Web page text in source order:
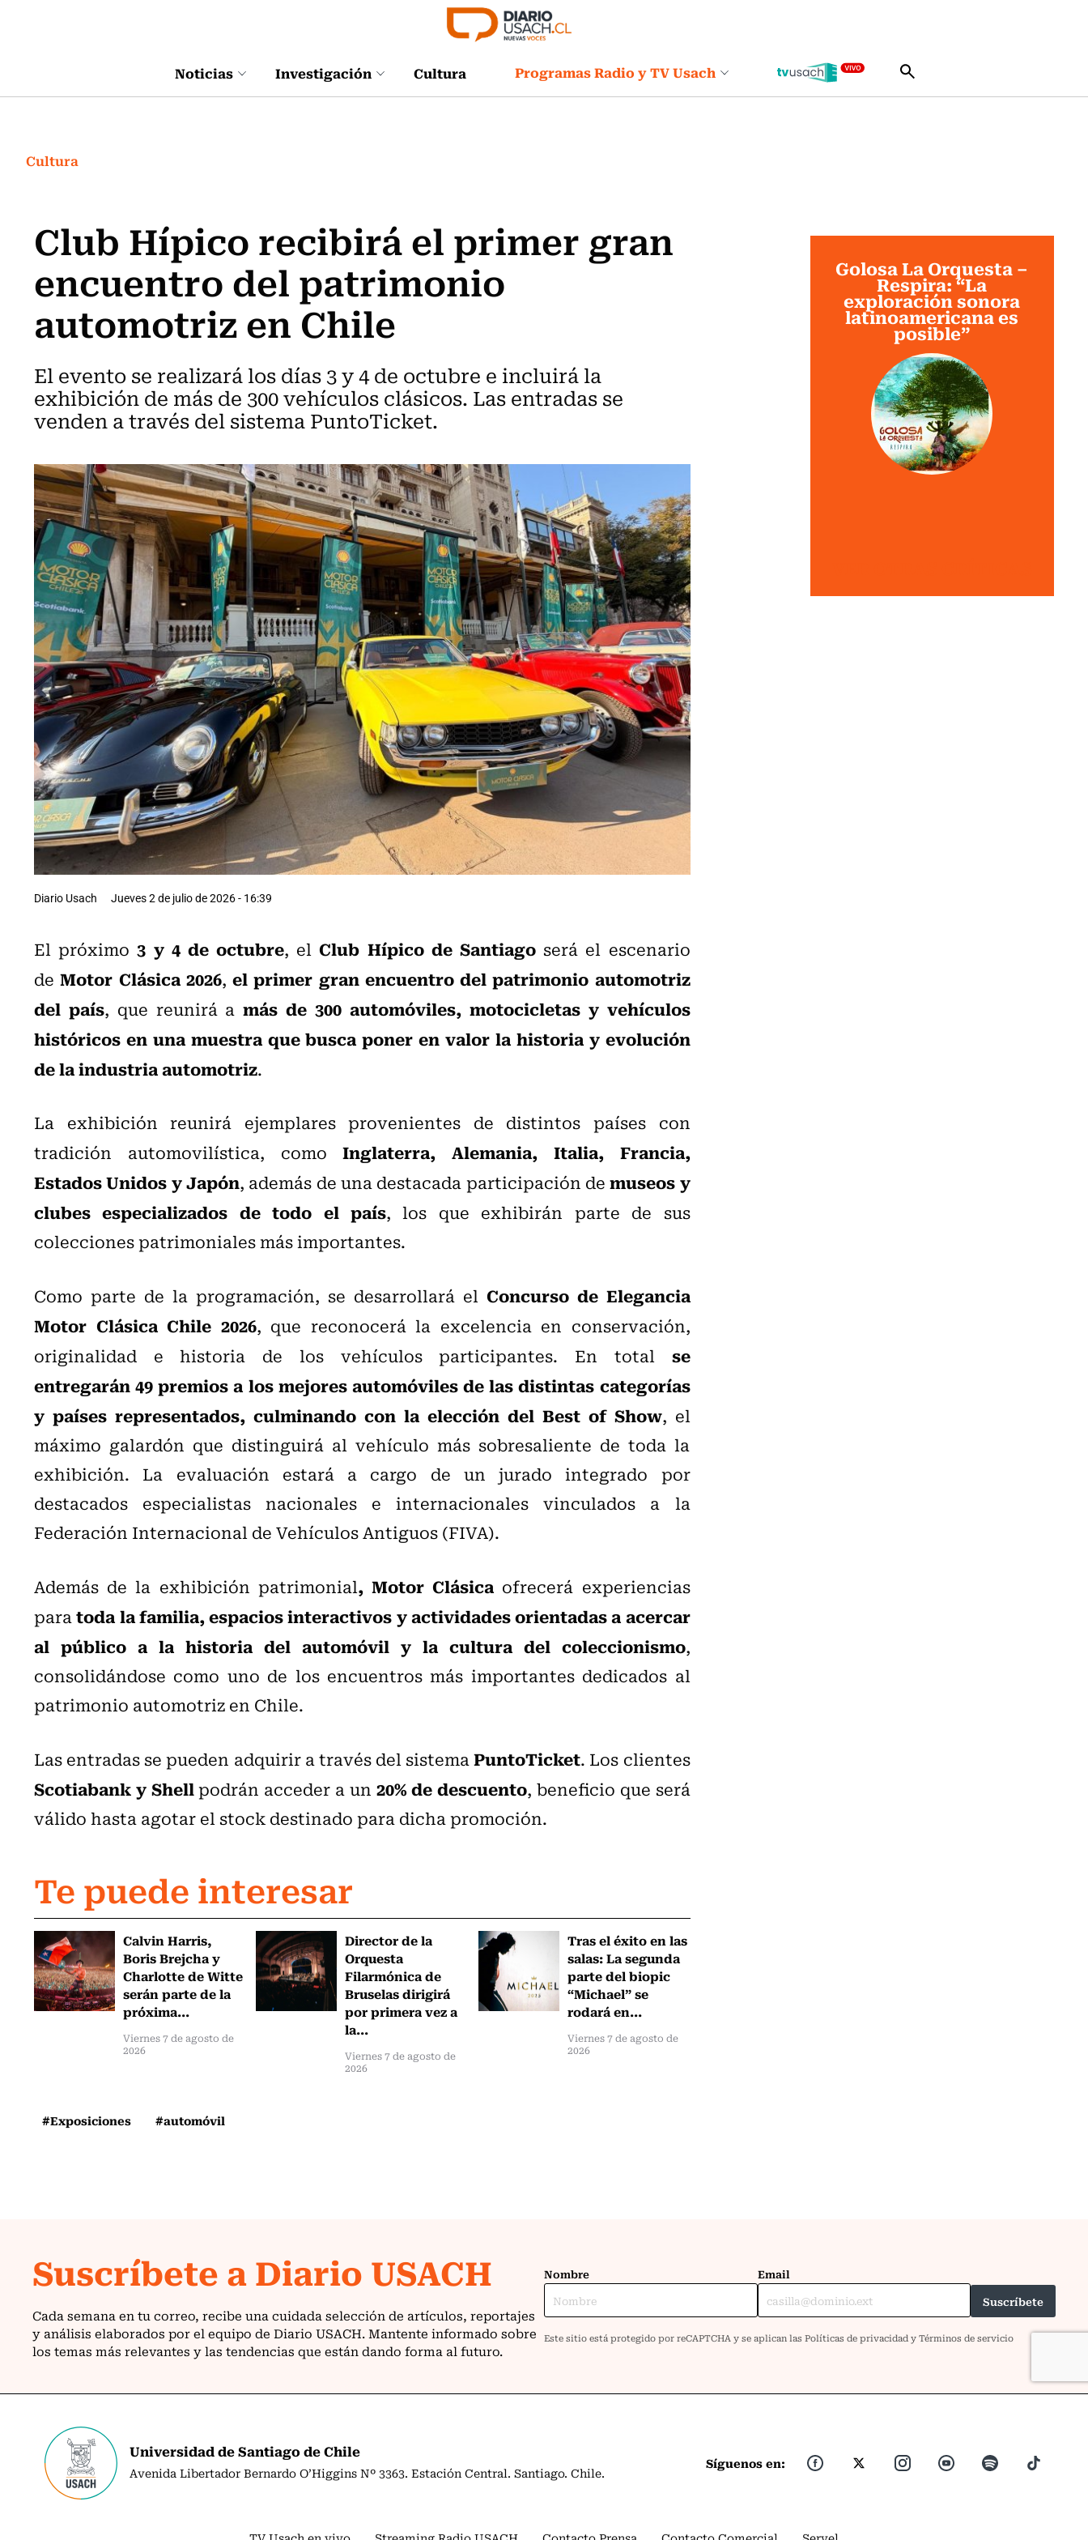
Noticias Investigación Cultura Programas Radio y TV Usach
Cultura
Club Hípico recibirá el primer gran
encuentro del patrimonio
automotriz en Chile
El evento se realizará los días 3 y 4 de octubre e incluirá la
exhibición de más de 300 vehículos clásicos. Las entradas se
venden a través del sistema PuntoTicket.
Diario Usach Jueves 2 de julio de 2026 - 16:39
El próximo3 y 4 de octubre, elClub Hípico de Santiagoserá el escenario
deMotor Clásica 2026, el primer gran encuentro del patrimonio automotriz
del país, que reunirá amás de 300 automóviles, motocicletas y vehículos
históricos en una muestra que busca poner en valor la historia y evolución
de la industria automotriz.
La exhibición reunirá ejemplares provenientes de distintos países con
tradición automovilística, comoInglaterra, Alemania, Italia, Francia,
Estados Unidos y Japón, además de una destacada participación demuseos y
clubes especializados de todo el país, los que exhibirán parte de sus
colecciones patrimoniales más importantes.
Como parte de la programación, se desarrollará el Concurso de Elegancia
Motor Clásica Chile 2026, que reconocerá la excelencia en conservación,
originalidad e historia de los vehículos participantes. En total se
entregarán 49 premios a los mejores automóviles de las distintas categorías
y países representados, culminando con la elección del Best of Show, el
máximo galardón que distinguirá al vehículo más sobresaliente de toda la
exhibición. La evaluación estará a cargo de un jurado integrado por
destacados especialistas nacionales e internacionales vinculados a la
Federación Internacional de Vehículos Antiguos (FIVA).
Además de la exhibición patrimonial, Motor Clásica ofrecerá experiencias
paratoda la familia, espacios interactivos y actividades orientadas a acercar
al público a la historia del automóvil y la cultura del coleccionismo,
consolidándose como uno de los encuentros más importantes dedicados al
patrimonio automotriz en Chile.
Las entradas se pueden adquirir a través del sistemaPuntoTicket. Los clientes
Scotiabank y Shellpodrán acceder a un 20% de descuento, beneficio que será
válido hasta agotar el stock destinado para dicha promoción.
Te puede interesar
Calvin Harris,
Boris Brejcha y
Charlotte de Witte
serán parte de la
próxima...
Viernes 7 de agosto de
2026
Director de la
Orquesta
Filarmónica de
Bruselas dirigirá
por primera vez a
la...
Viernes 7 de agosto de
2026
Tras el éxito en las
salas: La segunda
parte del biopic
“Michael” se
rodará en...
Viernes 7 de agosto de
2026
#Exposiciones #automóvil
Golosa La Orquesta –
Respira: “La
exploración sonora
latinoamericana es
posible”
Universidad de Santiago de Chile
Avenida Libertador Bernardo O’Higgins Nº 3363. Estación Central. Santiago. Chile.
Síguenos en: